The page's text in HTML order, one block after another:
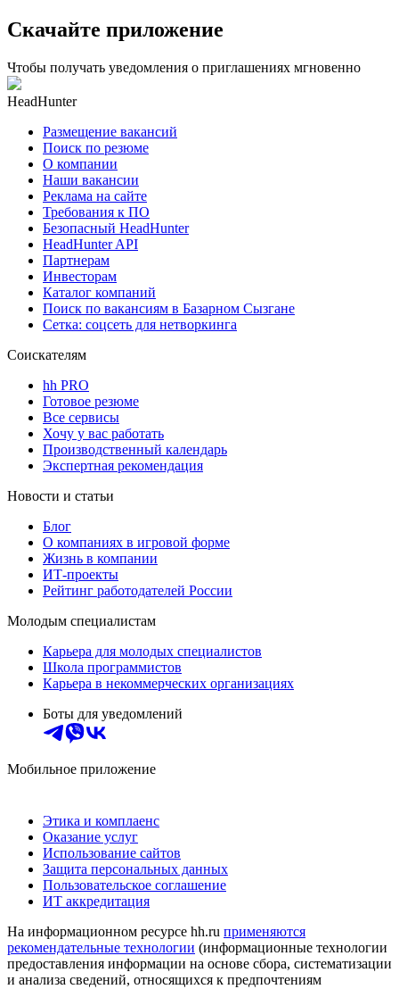
Скачайте приложение
Чтобы получать уведомления о приглашениях мгновенно
HeadHunter
Размещение вакансий
Поиск по резюме
О компании
Наши вакансии
Реклама на сайте
Требования к ПО
Безопасный HeadHunter
HeadHunter API
Партнерам
Инвесторам
Каталог компаний
Поиск по вакансиям в Базарном Сызгане
Сетка: соцсеть для нетворкинга
Соискателям
hh PRO
Готовое резюме
Все сервисы
Хочу у вас работать
Производственный календарь
Экспертная рекомендация
Новости и статьи
Блог
О компаниях в игровой форме
Жизнь в компании
ИТ-проекты
Рейтинг работодателей России
Молодым специалистам
Карьера для молодых специалистов
Школа программистов
Карьера в некоммерческих организациях
Боты для уведомлений
Мобильное приложение
Этика и комплаенс
Оказание услуг
Использование сайтов
Защита персональных данных
Пользовательское соглашение
ИТ аккредитация
На информационном ресурсе hh.ru применяются
рекомендательные технологии (информационные технологии
предоставления информации на основе сбора, систематизации
и анализа сведений, относящихся к предпочтениям